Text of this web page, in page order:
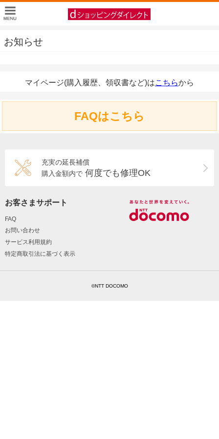
お知らせ
マイページ(購入履歴、領収書など)はこちらから
FAQはこちら
充実の延長補償
購入金額内で 何度でも修理OK
お客さまサポート
FAQ
お問い合わせ
サービス利用規約
特定商取引法に基づく表示
©NTT DOCOMO